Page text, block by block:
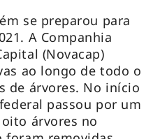
se preparou para
A Companhia
(Novacap)
ao longo de todo o
de árvores. No início
passou por um
árvores no